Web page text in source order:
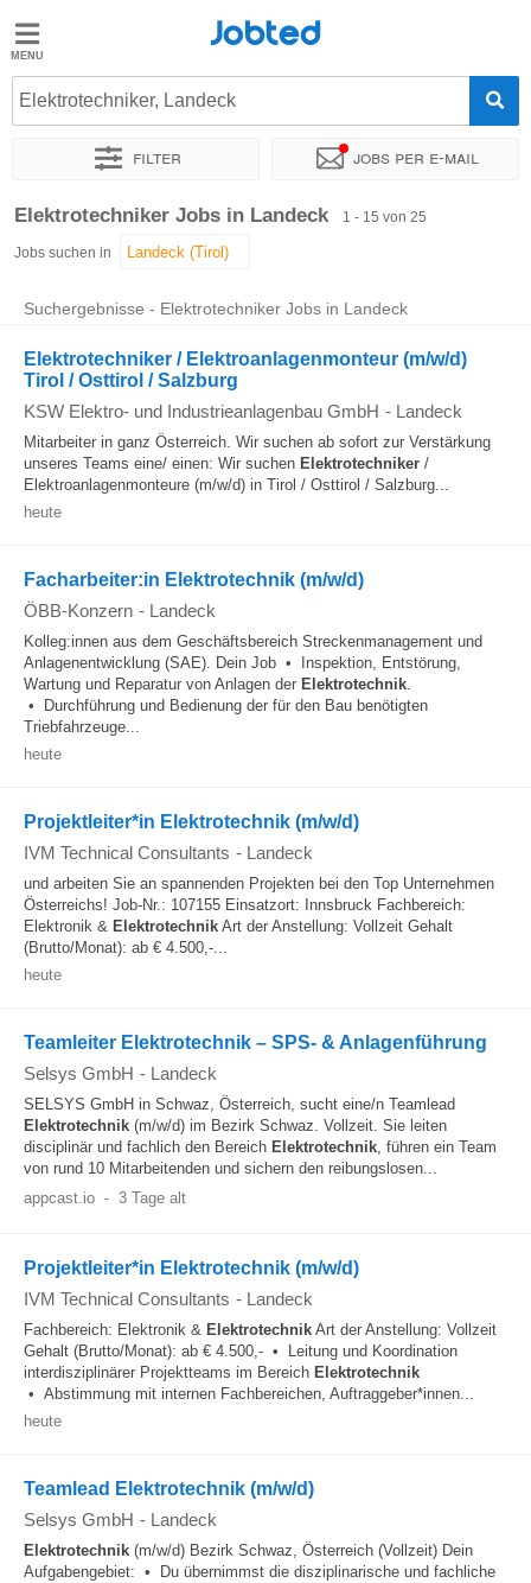
Jobted
Jobs
Jobted
Elektrotechniker, Landeck
Filter Jobs per e-mail
Sortieren nach Genauer Standort Unternehmen
Elektrotechniker Jobs in Landeck 1 - 15 von 25
Jobs suchen in
Suchergebnisse - Elektrotechniker Jobs in Landeck
Elektrotechniker / Elektroanlagenmonteur (m/w/d)
Tirol / Osttirol / Salzburg
KSW Elektro- und Industrieanlagenbau GmbH - Landeck
Mitarbeiter in ganz Österreich. Wir suchen ab sofort zur Verstärkung
unseres Teams eine/ einen: Wir suchen Elektrotechniker /
Elektroanlagenmonteure (m/w/d) in Tirol / Osttirol / Salzburg...
heute
Facharbeiter:in Elektrotechnik (m/w/d)
ÖBB-Konzern - Landeck
Kolleg:innen aus dem Geschäftsbereich Streckenmanagement und
Anlagenentwicklung (SAE). Dein Job • Inspektion, Entstörung,
Wartung und Reparatur von Anlagen der Elektrotechnik.
• Durchführung und Bedienung der für den Bau benötigten
Triebfahrzeuge...
heute
Projektleiter*in Elektrotechnik (m/w/d)
IVM Technical Consultants - Landeck
und arbeiten Sie an spannenden Projekten bei den Top Unternehmen
Österreichs! Job-Nr.: 107155 Einsatzort: Innsbruck Fachbereich:
Elektronik & Elektrotechnik Art der Anstellung: Vollzeit Gehalt
(Brutto/Monat): ab € 4.500,-...
heute
Teamleiter Elektrotechnik – SPS- & Anlagenführung
Selsys GmbH - Landeck
SELSYS GmbH in Schwaz, Österreich, sucht eine/n Teamlead
Elektrotechnik (m/w/d) im Bezirk Schwaz. Vollzeit. Sie leiten
disciplinär und fachlich den Bereich Elektrotechnik, führen ein Team
von rund 10 Mitarbeitenden und sichern den reibungslosen...
appcast.io - 3 Tage alt
Projektleiter*in Elektrotechnik (m/w/d)
IVM Technical Consultants - Landeck
Fachbereich: Elektronik & Elektrotechnik Art der Anstellung: Vollzeit
Gehalt (Brutto/Monat): ab € 4.500,- • Leitung und Koordination
interdisziplinärer Projektteams im Bereich Elektrotechnik
• Abstimmung mit internen Fachbereichen, Auftraggeber*innen...
heute
Teamlead Elektrotechnik (m/w/d)
Selsys GmbH - Landeck
Elektrotechnik (m/w/d) Bezirk Schwaz, Österreich (Vollzeit) Dein
Aufgabengebiet: • Du übernimmst die disziplinarische und fachliche